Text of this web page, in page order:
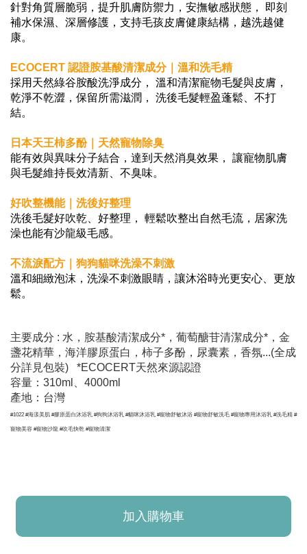
針對角質層脆弱，提升肌膚防禦力，安撫敏感狀態， 即刻
補水保濕、深層修護，支持毛孩皮膚健康結構，越洗越健
康。
ECOCERT 認證胺基酸清潔成分｜溫和洗毛精
採用天然綠谷胺酸洗淨成分， 溫和清潔寵物毛髮與皮膚，
乾淨不乾澀，保留所需滋潤， 洗後毛髮輕盈蓬鬆、不打
結。
日本天王柿多酚｜天然寵物除臭
能有效與異味分子結合，達到天然消臭效果， 讓寵物肌膚
與毛髮維持長效清新、不臭味。
好吹整機能｜洗後好整理
洗後毛髮好吹乾、好整理， 輕鬆吹整出自然毛流，居家洗
澡也能有沙龍級毛感。
不流淚配方｜狗狗貓咪洗澡不刺激
溫和細緻泡沫，洗澡不刺激眼睛，讓沐浴時光更安心、更放
鬆。
主要成分 : 水，胺基酸清潔成分* ，葡萄醣苷清潔成分* ，金
盞花精華，海洋膠原蛋白，柿子多酚，尿囊素，香氛...(全成
分詳見包裝) *ECOCERT天然來源認證
容量：310ml、4000ml
產地：台灣
#1022 #海漾美肌 #膠原蛋白沐浴乳 #狗狗沐浴乳 #貓咪沐浴乳 #寵物舒敏沐浴 #寵物舒敏洗毛 #寵物專用沐浴乳 #洗毛精 #
寵物美容 #寵物沙龍 #吹毛快乾 #寵物清潔
加入購物車